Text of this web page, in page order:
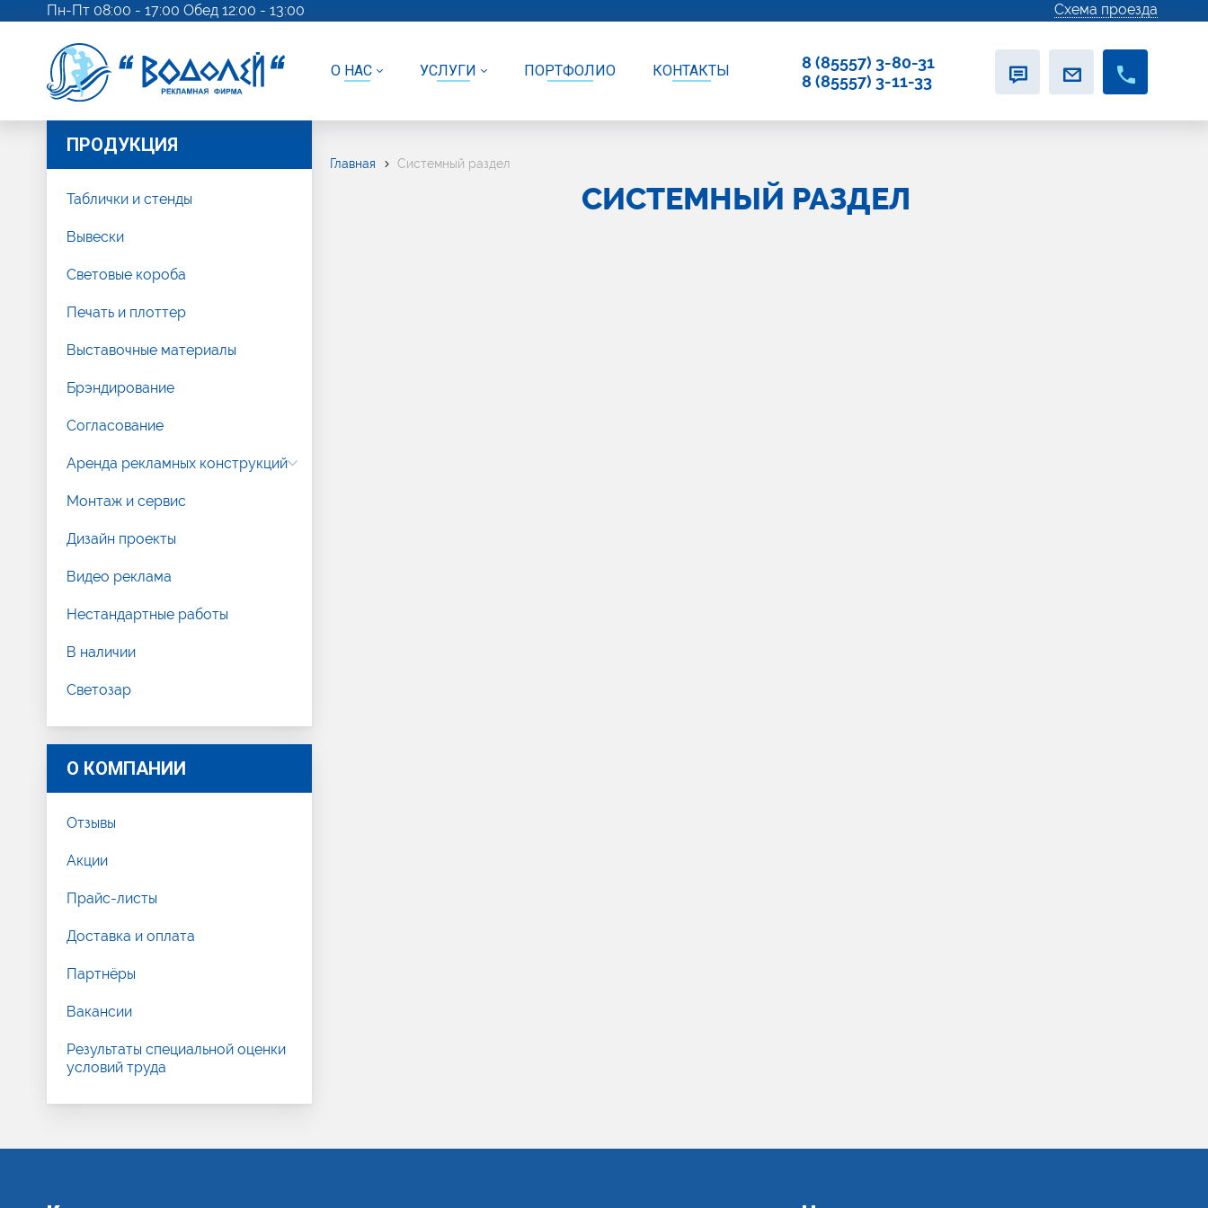
Пн-Пт 08:00 - 17:00 Обед 12:00 - 13:00 Схема проезда
О НАС УСЛУГИ ПОРТФОЛИО КОНТАКТЫ
8 (85557) 3-80-31
8 (85557) 3-11-33
ПРОДУКЦИЯ
Таблички и стенды
Вывески
Световые короба
Печать и плоттер
Выставочные материалы
Брэндирование
Согласование
Аренда рекламных конструкций
Монтаж и сервис
Дизайн проекты
Видео реклама
Нестандартные работы
В наличии
Светозар
О КОМПАНИИ
Отзывы
Акции
Прайс-листы
Доставка и оплата
Партнёры
Вакансии
Результаты специальной оценки
условий труда
Главная Системный раздел
СИСТЕМНЫЙ РАЗДЕЛ